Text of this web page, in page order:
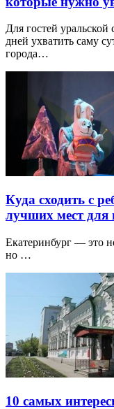
Для гостей
дней ухватить саму
города…
Куда сходить с
лучших мест для
Екатеринбург — это
но …
10 самых